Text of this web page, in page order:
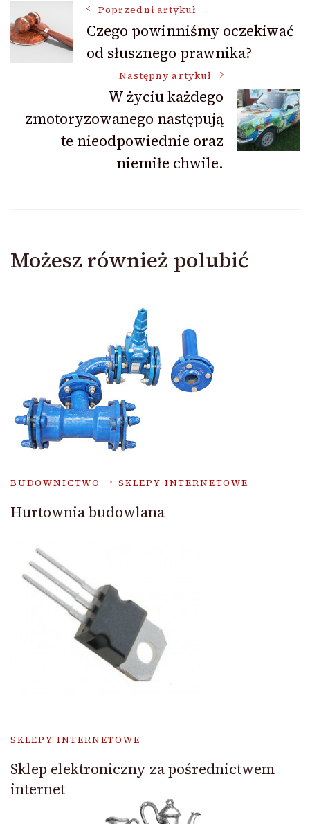
Nawigacja
wpisu
Poprzedni artykuł
Czego powinniśmy oczekiwać
od słusznego prawnika?
Następny artykuł
W życiu każdego
zmotoryzowanego następują
te nieodpowiednie oraz
niemiłe chwile.
Możesz również polubić
BUDOWNICTWO SKLEPY INTERNETOWE
Hurtownia budowlana
SKLEPY INTERNETOWE
Sklep elektroniczny za pośrednictwem
internet